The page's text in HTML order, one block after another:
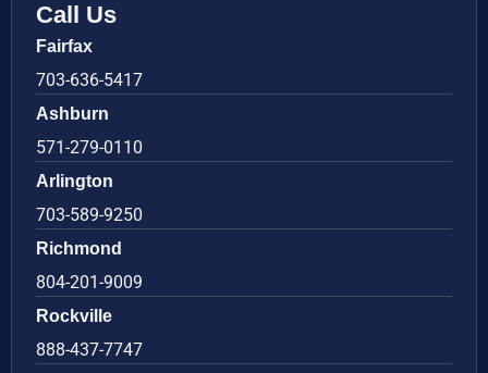
Call Us
Fairfax
703-636-5417
Ashburn
571-279-0110
Arlington
703-589-9250
Richmond
804-201-9009
Rockville
888-437-7747